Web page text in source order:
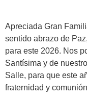
Apreciada Gran
sentido abrazo de
para este 2026. Nos
Santísima y de
Salle, para que este
fraternidad y